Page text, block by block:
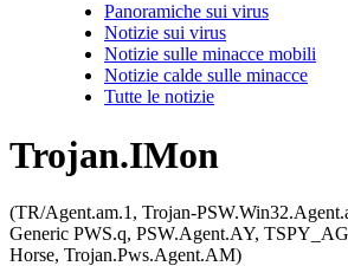
Panoramiche sui virus
Notizie sui virus
Notizie sulle minacce mobili
Notizie calde sulle minacce
Tutte le notizie
Trojan.IMon
(TR/Agent.am.1, Trojan-
Generic PWS.q, PSW.Agent.AY,
Horse, Trojan.Pws.Agent.AM)